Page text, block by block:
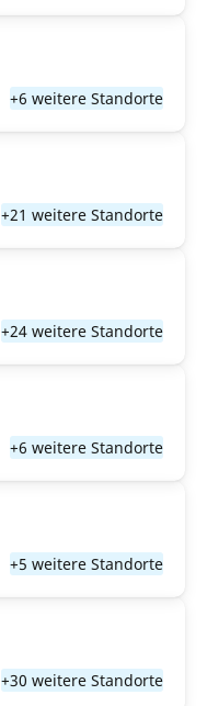
+6 weitere Standorte
+21 weitere Standorte
+24 weitere Standorte
+6 weitere Standorte
+5 weitere Standorte
+30 weitere Standorte